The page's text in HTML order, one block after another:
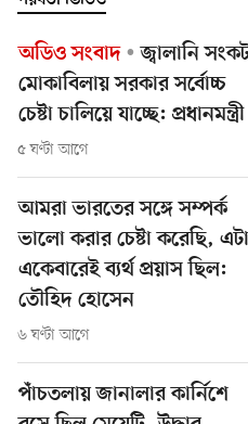
অডিও সংবাদ
জ্বালানি
মোকাবিলায় সরকার সর্বোচ্চ
চেষ্টা চালিয়ে যাচ্ছে: প্রধানমন্ত্রী
৫ ঘণ্টা আগে
আমরা ভারতের সঙ্গে সম্পর্ক
ভালো করার চেষ্টা করেছি, এটা
একেবারেই ব্যর্থ প্রয়াস ছিল:
তৌহিদ হোসেন
৬ ঘণ্টা আগে
পাঁচতলায় জানালার কার্নিশে